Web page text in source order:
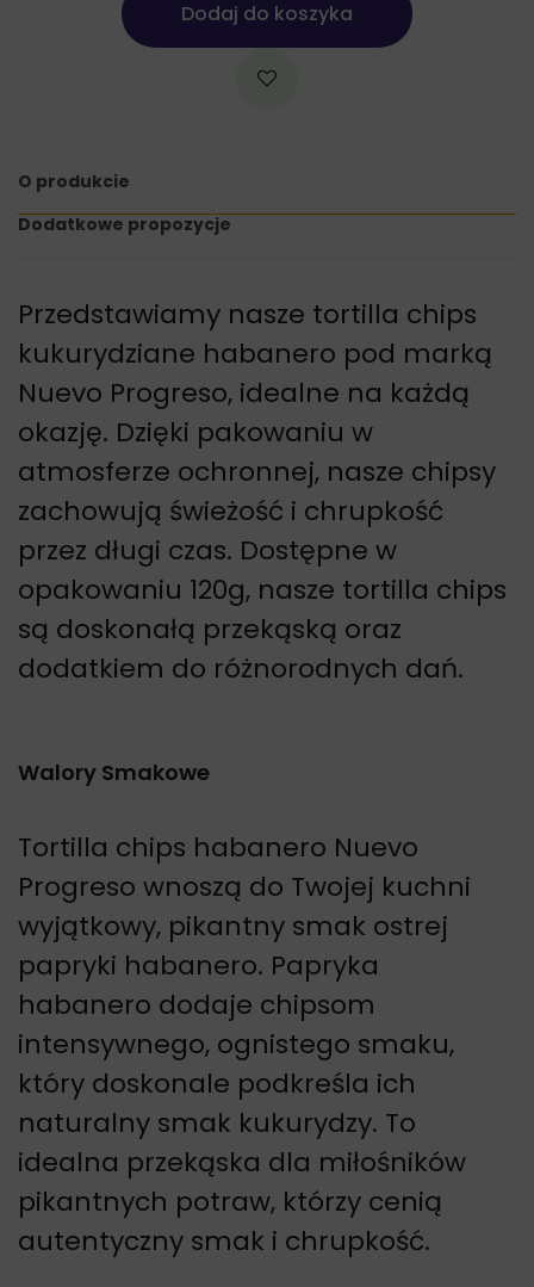
Dodaj do koszyka
O produkcie
Dodatkowe propozycje
Przedstawiamy nasze tortilla chips
kukurydziane habanero pod marką
Nuevo Progreso, idealne na każdą
okazję. Dzięki pakowaniu w
atmosferze ochronnej, nasze chipsy
zachowują świeżość i chrupkość
przez długi czas. Dostępne w
opakowaniu 120g, nasze tortilla chips
są doskonałą przekąską oraz
dodatkiem do różnorodnych dań.
Walory Smakowe
Tortilla chips habanero Nuevo
Progreso wnoszą do Twojej kuchni
wyjątkowy, pikantny smak ostrej
papryki habanero. Papryka
habanero dodaje chipsom
intensywnego, ognistego smaku,
który doskonale podkreśla ich
naturalny smak kukurydzy. To
idealna przekąska dla miłośników
pikantnych potraw, którzy cenią
autentyczny smak i chrupkość.